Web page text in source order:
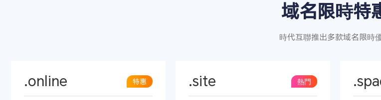
域名限時特
時代互聯推出多款域名限時
.online 特惠 .site 熱門